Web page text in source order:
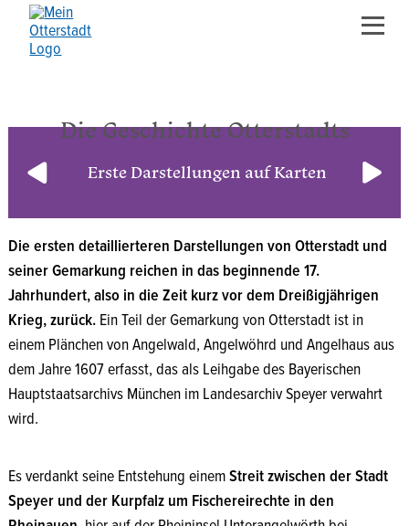
Die Geschichte Otterstadts
Erste Darstellungen auf Karten
Die ersten detaillierteren Darstellungen von Otterstadt und
seiner Gemarkung reichen in das beginnende 17.
Jahrhundert, also in die Zeit kurz vor dem Dreißigjährigen
Krieg, zurück. Ein Teil der Gemarkung von Otterstadt ist in
einem Plänchen von Angelwald, Angelwöhrd und Angelhaus aus
dem Jahre 1607 erfasst, das als Leihgabe des Bayerischen
Hauptstaatsarchivs München im Landesarchiv Speyer verwahrt
wird.
Es verdankt seine Entstehung einemStreit zwischen der Stadt
Speyer und der Kurpfalz um Fischereirechte in den